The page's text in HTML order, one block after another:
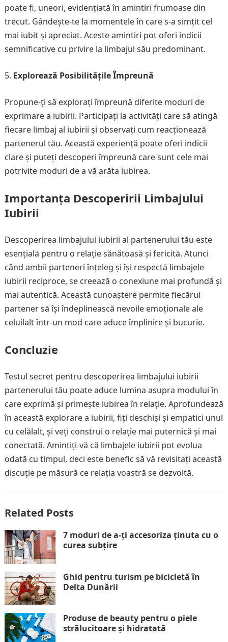
poate fi, uneori, evidențiată în amintiri frumoase din
trecut. Gândește-te la momentele în care s-a simțit cel
mai iubit și apreciat. Aceste amintiri pot oferi indicii
semnificative cu privire la limbajul său predominant.
Explorează Posibilitățile Împreună
Propune-ți să explorați împreună diferite moduri de
exprimare a iubirii. Participați la activități care să atingă
fiecare limbaj al iubirii și observați cum reacționează
partenerul tău. Această experiență poate oferi indicii
clare și puteți descoperi împreună care sunt cele mai
potrivite moduri de a vă arăta iubirea.
Importanța Descoperirii Limbajului
Iubirii
Descoperirea limbajului iubirii al partenerului tău este
esențială pentru o relație sănătoasă și fericită. Atunci
când ambii parteneri înțeleg și își respectă limbajele
iubirii reciproce, se creează o conexiune mai profundă și
mai autentică. Această cunoaștere permite fiecărui
partener să își îndeplinească nevoile emoționale ale
celuilalt într-un mod care aduce împlinire și bucurie.
Concluzie
Testul secret pentru descoperirea limbajului iubirii
partenerului tău poate aduce lumina asupra modului în
care exprimă și primește iubirea în relație. Aprofundează
în această explorare a iubirii, fiți deschiși și empatici unul
cu celălalt, și veți construi o relație mai puternică și mai
conectată. Amintiți-vă că limbajele iubirii pot evolua
odată cu timpul, deci este benefic să vă revisitați această
discuție pe măsură ce relația voastră se dezvoltă.
Related Posts
7 moduri de a-ți accesoriza ținuta cu o
curea subțire
Ghid pentru turism pe bicicletă în
Delta Dunării
Produse de beauty pentru o piele
strălucitoare și hidratată